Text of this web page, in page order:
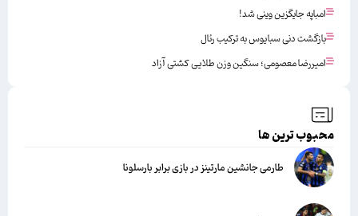
امباپه جایگزین وینی شد!
بازگشت دنی سبایوس به ترکیب رئال
امیررضا معصومی؛ سنگین وزن طلایی کشتی آزاد
محبوب ترین ها
طارمی جانشین مارتینز در بازی برابر بارسلونا